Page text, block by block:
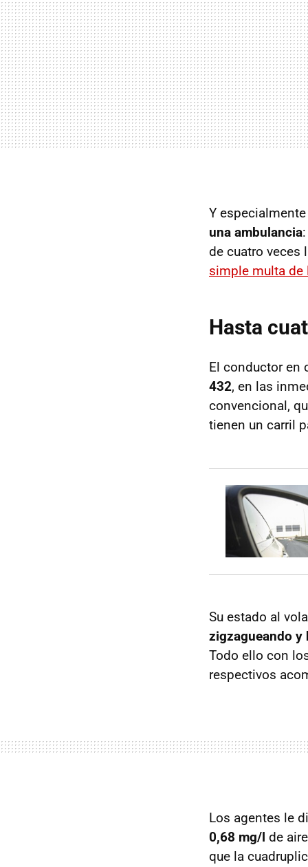
Y
una ambulancia
de cuatro veces
simple multa de
Hasta
El conductor en
432, en las
convencional,
tienen un carril
Su estado al
zigzagueando y
Todo ello con
respectivos
Los agentes le
0,68 mg/l de
que la